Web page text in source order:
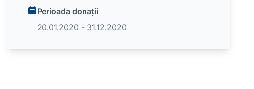
Perioada donații
20.01.2020 - 31.12.2020